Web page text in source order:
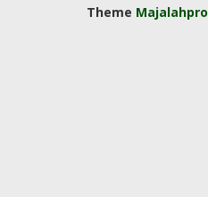
Theme Majalahpro